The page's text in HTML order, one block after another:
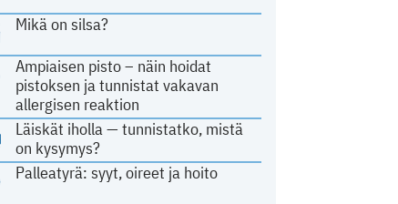
Mikä on silsa?
Ampiaisen pisto – näin hoidat
pistoksen ja tunnistat vakavan
allergisen reaktion
Läiskät iholla — tunnistatko, mistä
on kysymys?
Palleatyrä: syyt, oireet ja hoito